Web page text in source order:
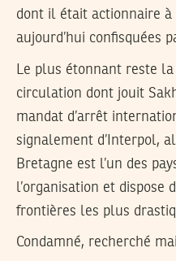
dont il était actionnaire à
aujourd’hui confisquées
Le plus étonnant reste
circulation dont jouit
mandat d’arrêt
signalement d’Interpol,
Bretagne est l’un des
l’organisation et dispose
frontières les plus
Condamné, recherché